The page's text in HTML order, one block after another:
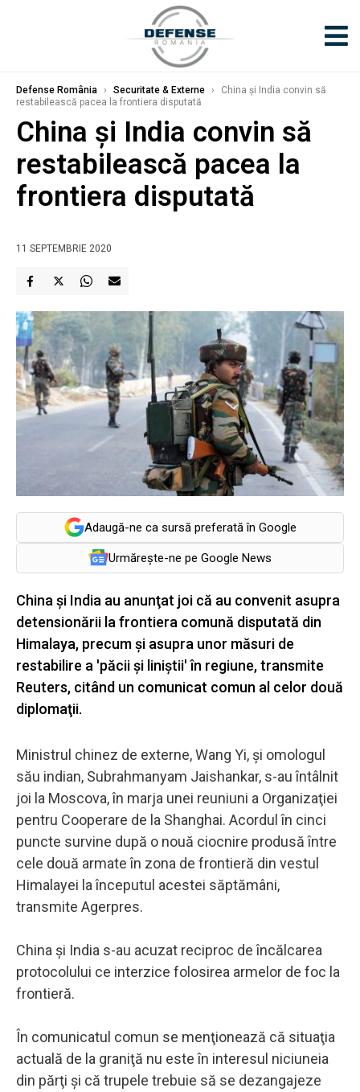
Defense România › Securitate & Externe ›
China şi India convin să
restabilească pacea la frontiera disputată
China şi India convin să
restabilească pacea la
frontiera disputată
11 SEPTEMBRIE 2020
Adaugă-ne ca sursă preferată în Google
Urmărește-ne pe Google News
China şi India au anunţat joi că au convenit asupra
detensionării la frontiera comună disputată din
Himalaya, precum şi asupra unor măsuri de
restabilire a 'păcii şi liniştii' în regiune, transmite
Reuters, citând un comunicat comun al celor două
diplomaţii.
Ministrul chinez de externe, Wang Yi, şi omologul
său indian, Subrahmanyam Jaishankar, s-au întâlnit
joi la Moscova, în marja unei reuniuni a Organizaţiei
pentru Cooperare de la Shanghai. Acordul în cinci
puncte survine după o nouă ciocnire produsă între
cele două armate în zona de frontieră din vestul
Himalayei la începutul acestei săptămâni,
transmite Agerpres.
China şi India s-au acuzat reciproc de încălcarea
protocolului ce interzice folosirea armelor de foc la
frontieră.
În comunicatul comun se menţionează că situaţia
actuală de la graniţă nu este în interesul niciuneia
din părţi şi că trupele trebuie să se dezangajeze